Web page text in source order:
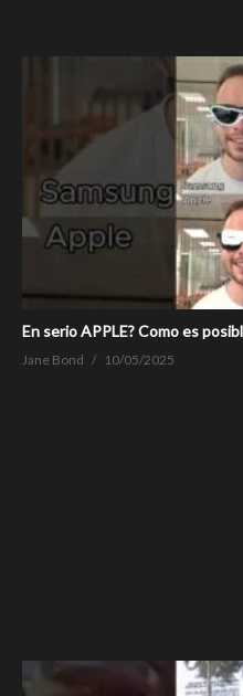
En serio APPLE? Como es
Jane Bond 10/05/2025